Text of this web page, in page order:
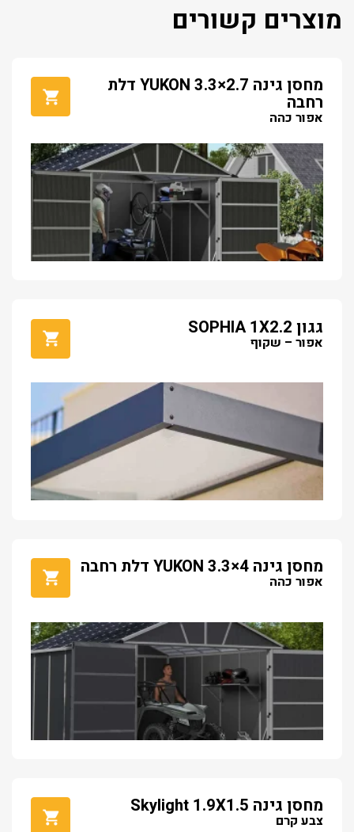
מוצרים קשורים
מחסן גינה YUKON 3.3×2.7 דלת
רחבה
אפור כהה
גגון SOPHIA 1X2.2
אפור – שקוף
מחסן גינה YUKON 3.3×4 דלת רחבה
אפור כהה
מחסן גינה Skylight 1.9X1.5
צבע קרם